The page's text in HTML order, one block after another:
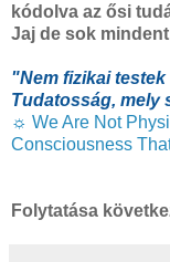
kódolva az ősi
Jaj de sok
"Nem fizikai
Tudatosság, mely
☼ We Are Not
Consciousness
Folytatása